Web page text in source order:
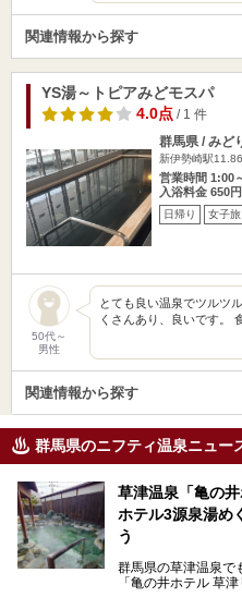
関連情報から探す
YS湯～トピアみどモスパ
4.0点/ 1 件
群馬県 / みど
新伊勢崎駅
営業時間 1:00
入浴料金 650
日帰り 女子
50代～
男性
とても良い温泉でツルツ
くさんあり、良いです。
関連情報から探す
群馬県のニフティ温泉ニュー
草津温泉「亀の
ホテル3源泉湯め
う
群馬県の草津温泉で
「亀の井ホテル 草